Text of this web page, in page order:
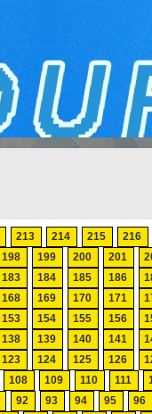
216
215
214
213
201
200
199
198
186
185
184
183
171
170
169
168
156
155
154
153
141
140
139
138
126
125
124
123
111
110
109
108
96
95
94
93
92